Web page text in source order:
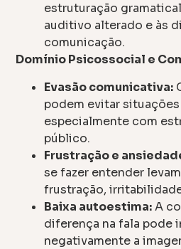
estruturação
auditivo alterado e às
comunicação.
Domínio Psicossocial e
Evasão comunicativa:
podem evitar
especialmente com
público.
Frustração e
se fazer entender
frustração,
Baixa autoestima:A
diferença na fala pode
negativamente a